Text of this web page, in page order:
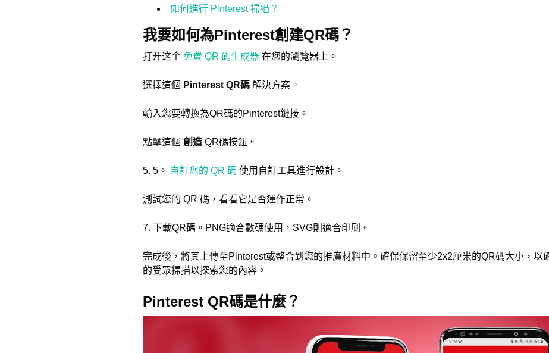
如何進行 Pinterest 掃描？
我要如何為Pinterest創建QR碼？
打开这个 免費 QR 碼生成器 在您的瀏覽器上。
選擇這個 Pinterest QR碼 解決方案。
輸入您要轉換為QR碼的Pinterest鏈接。
點擊這個 創造 QR碼按鈕。
5. 5。 自訂您的 QR 碼 使用自訂工具進行設計。
測試您的 QR 碼，看看它是否運作正常。
7. 下載QR碼。PNG適合數碼使用，SVG則適合印刷。
完成後，將其上傳至Pinterest或整合到您的推廣材料中。確保保留至少2x2厘米的QR碼大小，以
的受眾掃描以探索您的內容。
Pinterest QR碼是什麼？